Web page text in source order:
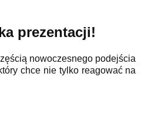
prezentacji!
nowoczesnego podejścia
chce nie tylko reagować na